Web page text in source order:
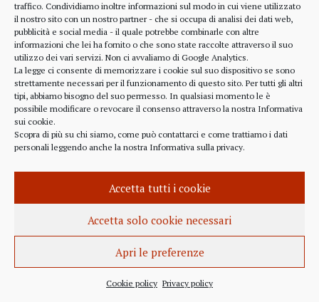
traffico. Condividiamo inoltre informazioni sul modo in cui viene utilizzato
il nostro sito con un nostro partner - che si occupa di analisi dei dati web,
pubblicità e social media - il quale potrebbe combinarle con altre
informazioni che lei ha fornito o che sono state raccolte attraverso il suo
utilizzo dei vari servizi. Non ci avvaliamo di Google Analytics.
La legge ci consente di memorizzare i cookie sul suo dispositivo se sono
strettamente necessari per il funzionamento di questo sito. Per tutti gli altri
tipi, abbiamo bisogno del suo permesso. In qualsiasi momento le è
possibile modificare o revocare il consenso attraverso la nostra Informativa
sui cookie.
Scopra di più su chi siamo, come può contattarci e come trattiamo i dati
personali leggendo anche la nostra Informativa sulla privacy.
Accetta tutti i cookie
Accetta solo cookie necessari
Apri le preferenze
Cookie policy Privacy policy
scelte finanziarie operate dal fondo BlackRock.
Occorre leggere molto attentamente il testo della
lettera
(https://www.blackrock.com/corporate/investor-
relations/larry-fink-chairmans-letter). Fink afferma
chiaramente che...
INFORMAZIONE 27 APRILE 2022
Istanza per l’abrogazione
dell’obbligo vaccinale al Governo
Italiano e alla Commissione Europea
Europea per l’abrogazione della normativa